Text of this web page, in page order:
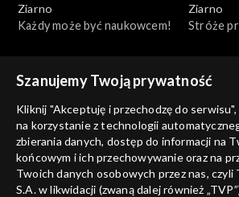
Ziarno
Każdy może być naukowcem!
Ziarno
Stróże
Ziarno
Kto śpiewa, dwa razy się
modli
Ziarno
W
Szanujemy Twoją prywatność
Kliknij "Akceptuję i przechodzę do
na korzystanie z technologii
zbierania danych, dostęp do informacji na
końcowym i ich przechowywanie oraz na
Twoich danych osobowych przez nas, czyli
S.A. w likwidacji (zwaną dalej również